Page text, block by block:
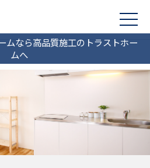
ムなら高品質施工のトラストホー
ムへ